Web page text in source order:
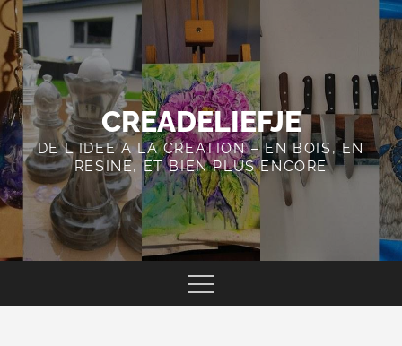
Skip
to
content
CREADELIEFJE
DE L IDEE A LA CREATION – EN BOIS, EN
RESINE, ET BIEN PLUS ENCORE